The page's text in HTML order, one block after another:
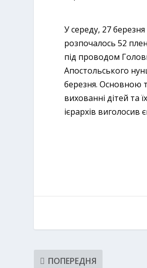
У середу, 27
розпочалось 52
під проводом
Апостольського
березня. Основною
вихованні дітей та
ієрархів виголосив
ПОПЕРЕДНЯ